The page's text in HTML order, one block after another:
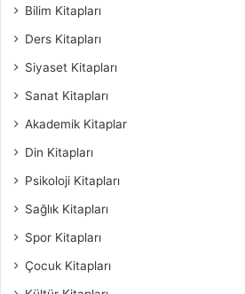
Bilim Kitapları
Ders Kitapları
Siyaset Kitapları
Sanat Kitapları
Akademik Kitaplar
Din Kitapları
Psikoloji Kitapları
Sağlık Kitapları
Spor Kitapları
Çocuk Kitapları